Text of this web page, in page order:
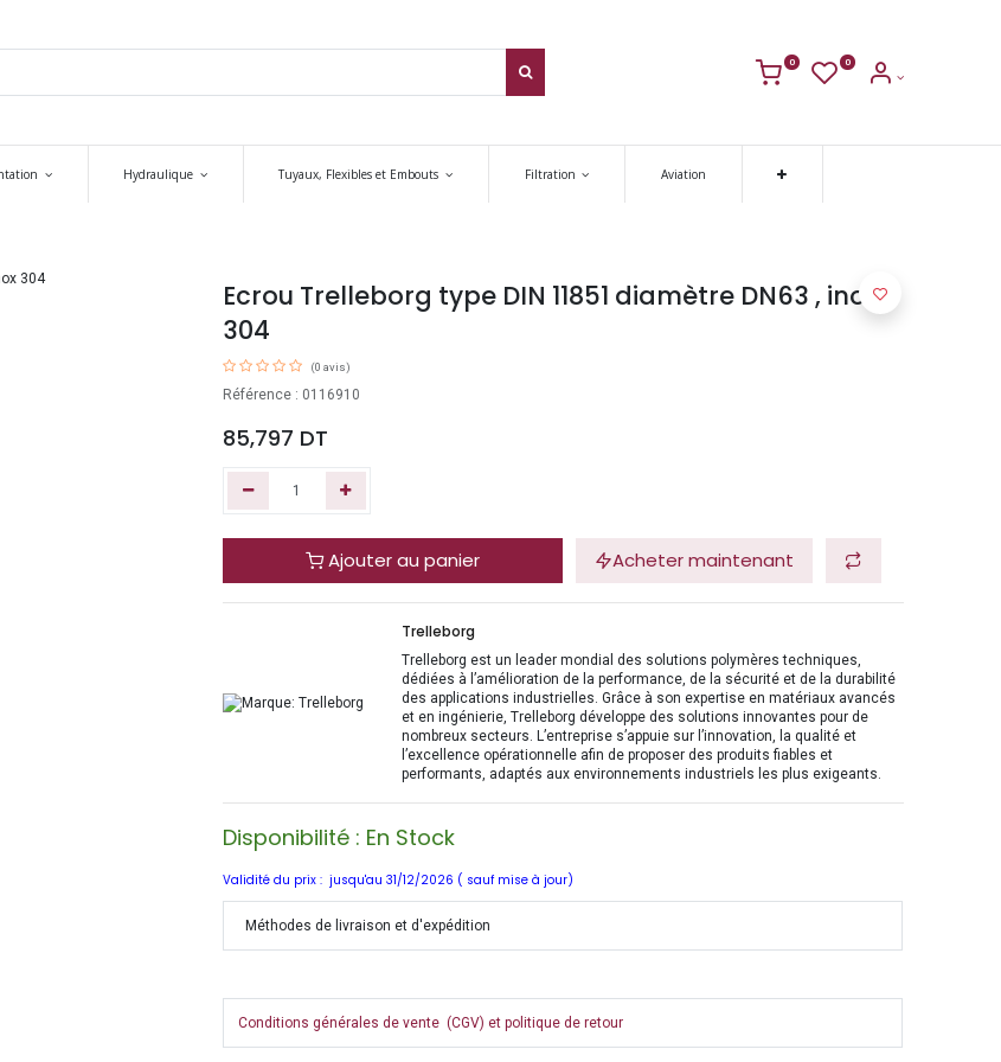
0 0
Hydraulique Tuyaux, Flexibles et Embouts Filtration Aviation
Ecrou Trelleborg type DIN 11851 diamètre DN63 , inox
304
(0 avis)
Référence : 0116910
85,797 DT
Ajouter au panier Acheter maintenant
Trelleborg
Trelleborg est un leader mondial des solutions polymères techniques,
dédiées à l’amélioration de la performance, de la sécurité et de la durabilité
des applications industrielles. Grâce à son expertise en matériaux avancés
et en ingénierie, Trelleborg développe des solutions innovantes pour de
nombreux secteurs. L’entreprise s’appuie sur l’innovation, la qualité et
l’excellence opérationnelle afin de proposer des produits fiables et
performants, adaptés aux environnements industriels les plus exigeants.
Disponibilité : En Stock
Validité du prix : jusqu'au 31/12/2026 ( sauf mise à jour)
Méthodes de livraison et d'expédition
Conditions générales de vente (CGV) et politique de retour